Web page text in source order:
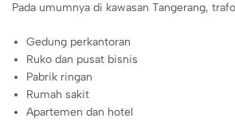
Pada umumnya di kawasan Tangerang,
Gedung perkantoran
Ruko dan pusat bisnis
Pabrik ringan
Rumah sakit
Apartemen dan hotel